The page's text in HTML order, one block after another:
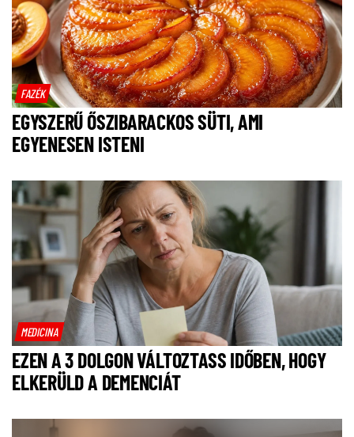
FAZÉK
EGYSZERŰ ŐSZIBARACKOS SÜTI, AMI
EGYENESEN ISTENI
MEDICINA
EZEN A 3 DOLGON VÁLTOZTASS IDŐBEN, HOGY
ELKERÜLD A DEMENCIÁT